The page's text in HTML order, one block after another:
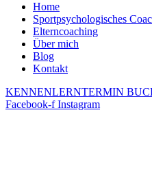
Home
Sportpsychologisches
Elterncoaching
Über mich
Blog
Kontakt
KENNENLERNTERMIN
Facebook-f Instagram